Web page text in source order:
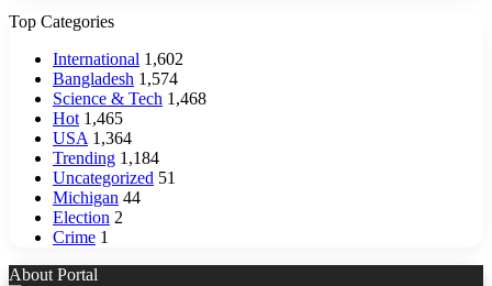
Top Categories
International 1,602
Bangladesh 1,574
Science & Tech 1,468
Hot 1,465
USA 1,364
Trending 1,184
Uncategorized 51
Michigan 44
Election 2
Crime 1
About Portal